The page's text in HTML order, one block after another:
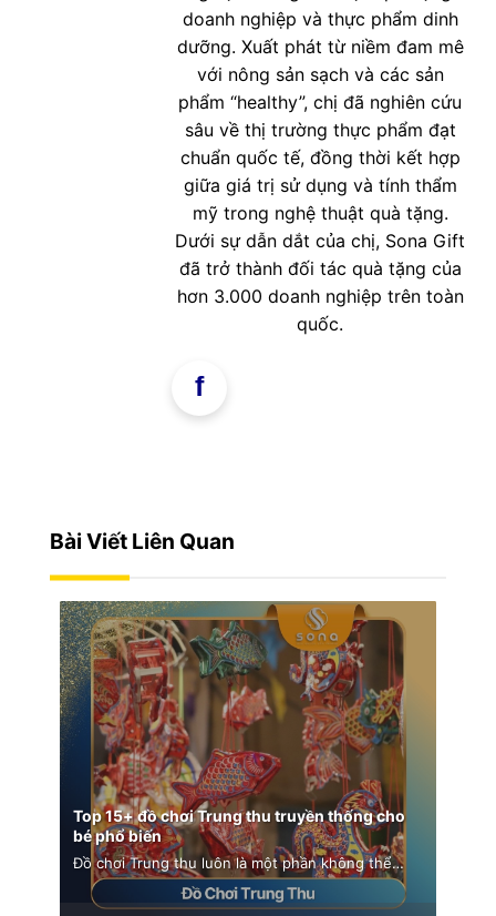
doanh nghiệp và thực phẩm dinh
dưỡng. Xuất phát từ niềm đam mê
với nông sản sạch và các sản
phẩm “healthy”, chị đã nghiên cứu
sâu về thị trường thực phẩm đạt
chuẩn quốc tế, đồng thời kết hợp
giữa giá trị sử dụng và tính thẩm
mỹ trong nghệ thuật quà tặng.
Dưới sự dẫn dắt của chị, Sona Gift
đã trở thành đối tác quà tặng của
hơn 3.000 doanh nghiệp trên toàn
quốc.
Bài Viết Liên Quan
Cách Làm Bánh Dẻo Trung Thu Tại Nhà Đơn
Giản, Chuẩn Vị Truyền Thống
Bánh dẻo là một trong những món bánh không
thể thiếu mỗi dịp Trung thu. [...]